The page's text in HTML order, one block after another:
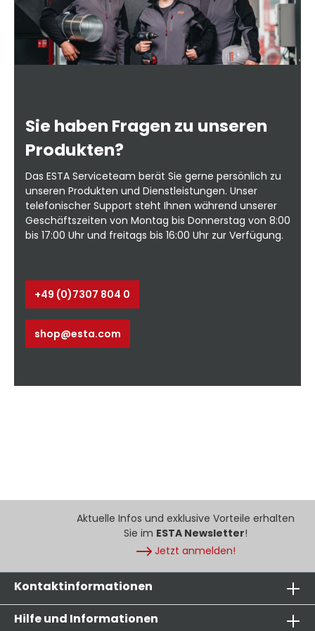
Sie haben Fragen zu unseren
Produkten?
Das ESTA Serviceteam berät Sie gerne persönlich zu
unseren Produkten und Dienstleistungen. Unser
telefonischer Support steht Ihnen während unserer
Geschäftszeiten von Montag bis Donnerstag von 8:00
bis 17:00 Uhr und freitags bis 16:00 Uhr zur Verfügung.
+49 (0)7307 804 0
shop@esta.com
Aktuelle Infos und exklusive Vorteile erhalten
Sie im ESTA Newsletter!
Jetzt anmelden!
Kontaktinformationen
Hilfe und Informationen